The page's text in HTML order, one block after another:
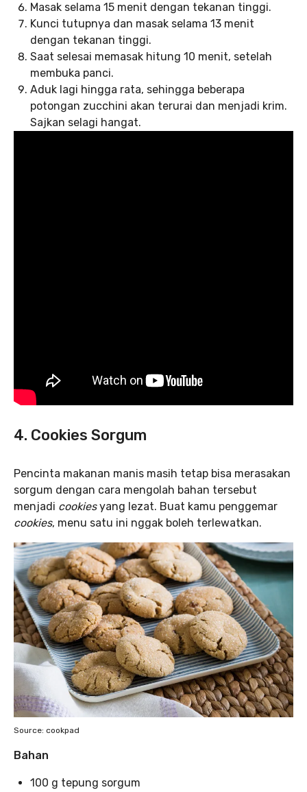
Masak selama 15 menit dengan tekanan tinggi.
Kunci tutupnya dan masak selama 13 menit
dengan tekanan tinggi.
Saat selesai memasak hitung 10 menit, setelah
membuka panci.
Aduk lagi hingga rata, sehingga beberapa
potongan zucchini akan terurai dan menjadi krim.
Sajkan selagi hangat.
4. Cookies Sorgum
Pencinta makanan manis masih tetap bisa merasakan
sorgum dengan cara mengolah bahan tersebut
menjadi cookiesyang lezat. Buat kamu penggemar
cookies, menu satu ini nggak boleh terlewatkan.
Source: cookpad
Bahan
100 g tepung sorgum